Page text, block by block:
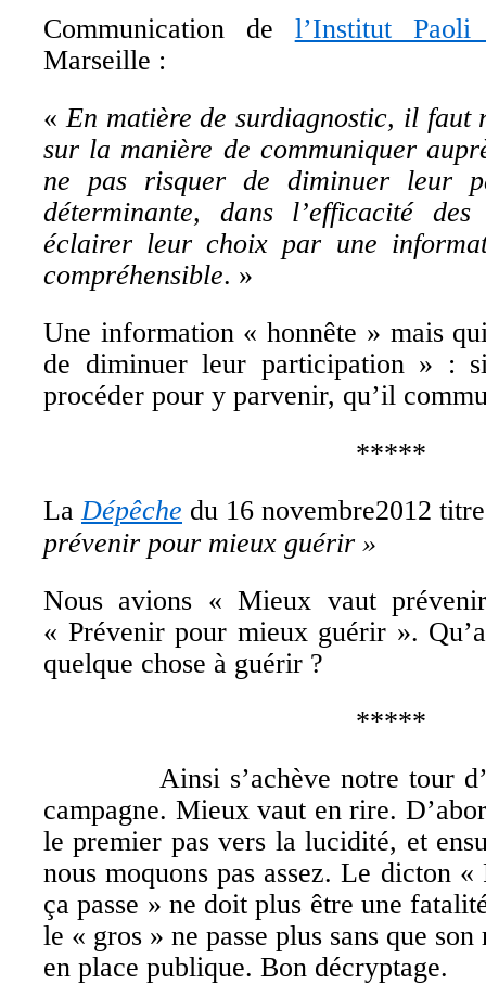
Communication de l’Institut
Marseille :
«En matière de surdiagnostic, il faut
sur la manière de communiquer
ne pas risquer de diminuer leur
déterminante, dans l’efficacité
éclairer leur choix par une
compréhensible. »
Une information « honnête » mais
de diminuer leur participation » :
procéder pour y parvenir, qu’il
*****
LaDépêche du 16 novembre2012
prévenir pour mieux guérir »
Nous avions « Mieux vaut
« Prévenir pour mieux guérir ».
quelque chose à guérir ?
*****
Ainsi s’achève notre tour
campagne. Mieux vaut en rire.
le premier pas vers la lucidité, et
nous moquons pas assez. Le dicton «
ça passe » ne doit plus être une
le « gros » ne passe plus sans que
en place publique. Bon décryptage.